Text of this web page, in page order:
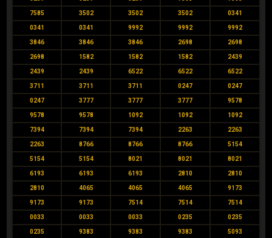
7585 3502 3502 3502 0341
0341 0341 9992 9992 9992
3846 3846 3846 2698 2698
2698 1582 1582 1582 2439
2439 2439 6522 6522 6522
3711 3711 3711 0247 0247
0247 3777 3777 3777 9578
9578 9578 1092 1092 1092
7394 7394 7394 2263 2263
2263 8766 8766 8766 5154
5154 5154 8021 8021 8021
6193 6193 6193 2810 2810
2810 4065 4065 4065 9173
9173 9173 7514 7514 7514
0033 0033 0033 0235 0235
0235 9383 9383 9383 5093